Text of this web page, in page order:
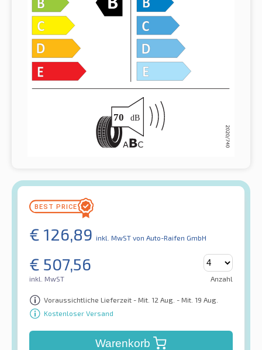
€ 126,89 inkl. MwST von Auto-Raifen GmbH
€ 507,56
inkl. MwST Anzahl
Voraussichtliche Lieferzeit - Mit. 12 Aug. - Mit. 19 Aug.
Kostenloser Versand
Warenkorb